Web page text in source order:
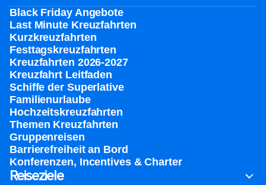
Black Friday Angebote
Last Minute Kreuzfahrten
Kurzkreuzfahrten​
Festtagskreuzfahrten​
Kreuzfahrten 2026-2027
Kreuzfahrt Leitfaden
Schiffe der Superlative
Familienurlaube​
Hochzeitskreuzfahrten
Themen Kreuzfahrten
Gruppenreisen
Barrierefreiheit an Bord​
Konferenzen, Incentives & Charter
Reiseziele